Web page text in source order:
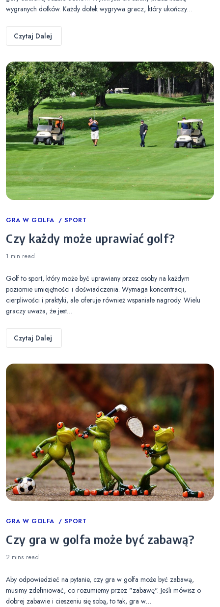
wygranych dołków. Każdy dołek wygrywa gracz, który ukończy…
Czytaj Dalej
Categories
GRA W GOLFA SPORT
Czy każdy może uprawiać golf?
1 min read
Golf to sport, który może być uprawiany przez osoby na każdym
poziomie umiejętności i doświadczenia. Wymaga koncentracji,
cierpliwości i praktyki, ale oferuje również wspaniałe nagrody. Wielu
graczy uważa, że jest…
Czytaj Dalej
Categories
GRA W GOLFA SPORT
Czy gra w golfa może być zabawą?
2 mins read
Aby odpowiedzieć na pytanie, czy gra w golfa może być zabawą,
musimy zdefiniować, co rozumiemy przez "zabawę". Jeśli mówisz o
dobrej zabawie i cieszeniu się sobą, to tak, gra w…